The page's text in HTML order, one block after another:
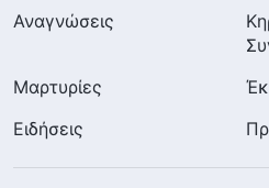
Αναγνώσεις
Μαρτυρίες
Ειδήσεις